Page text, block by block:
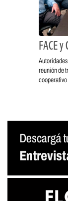
FACE
reunión de
cooperativo